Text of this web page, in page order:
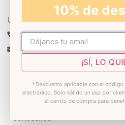
Un experto te asesora
+34 633 430 993
info@decoloresnatur.com
Universo Decolores
Conócenos
10% de
No rellenar
¡SÍ, LO
*Descuento aplicable con el
electrónico. Solo válido un uso por
el carrito de compra para